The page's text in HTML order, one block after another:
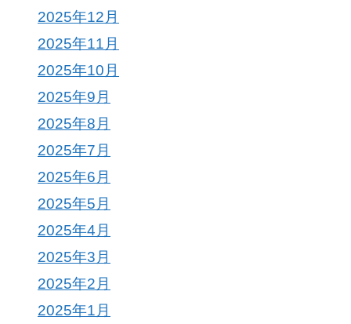
2025年12月
2025年11月
2025年10月
2025年9月
2025年8月
2025年7月
2025年6月
2025年5月
2025年4月
2025年3月
2025年2月
2025年1月